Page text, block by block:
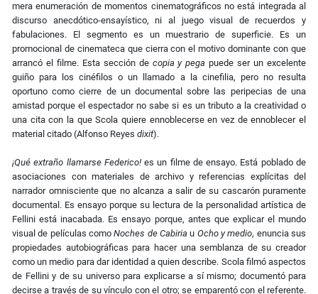
mera enumeración de momentos cinematográficos no está integrada al
discurso anecdótico-ensayístico, ni al juego visual de recuerdos y
fabulaciones. El segmento es un muestrario de superficie. Es un
promocional de cinemateca que cierra con el motivo dominante con que
arrancó el filme. Esta sección decopia y pega puede ser un excelente
guiño para los cinéfilos o un llamado a la cinefilia, pero no resulta
oportuno como cierre de un documental sobre las peripecias de una
amistad porque el espectador no sabe si es un tributo a la creatividad o
una cita con la que Scola quiere ennoblecerse en vez de ennoblecer el
material citado (Alfonso Reyes dixit).
¡Qué extraño llamarse Federico!es un filme de ensayo. Está poblado de
asociaciones con materiales de archivo y referencias explícitas del
narrador omnisciente que no alcanza a salir de su cascarón puramente
documental. Es ensayo porque su lectura de la personalidad artística de
Fellini está inacabada. Es ensayo porque, antes que explicar el mundo
visual de películas comoNoches de Cabiriau Ocho y medio, enuncia sus
propiedades autobiográficas para hacer una semblanza de su creador
como un medio para dar identidad a quien describe. Scola filmó aspectos
de Fellini y de su universo para explicarse a sí mismo; documentó para
decirse a través de su vínculo con el otro; se emparentó con el referente.